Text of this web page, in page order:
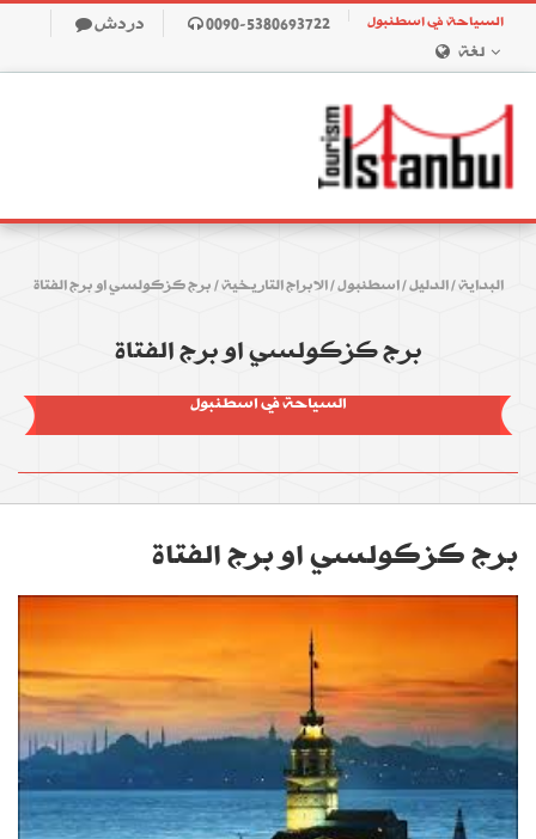
السياحة في اسطنبول 0090-5380693722 دردش
لغة
البداية/الدليل/اسطنبول/الابراج التاريخية/برج كزكولسي او برج الفتاة
برج كزكولسي او برج الفتاة
السياحة في اسطنبول
برج كزكولسي او برج الفتاة